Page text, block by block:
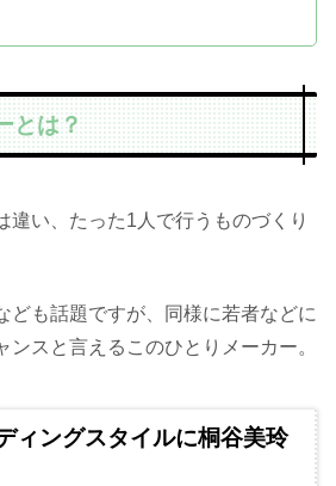
とは？
違い、たった1人で行うものづくり
ども話題ですが、同様に若者などに
ンスと言えるこのひとりメーカー。
ィングスタイルに桐谷美玲